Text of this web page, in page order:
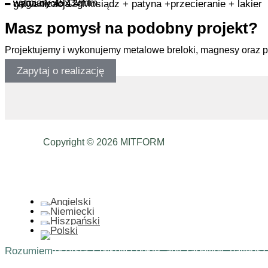
– wymiary 49x39mm
– waga około 12g
– galwanizacja – Mosiądz + patyna +przecieranie + lakier
Masz pomysł na podobny projekt?
Projektujemy i wykonujemy metalowe breloki, magnesy oraz
Zapytaj o realizację
Copyright © 2026 MITFORM
Ta strona korzysta z plików cookie, aby zapewnić
Rozumiem